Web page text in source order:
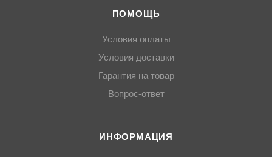
ПОМОЩЬ
Условия оплаты
Условия доставки
Гарантия на товар
Вопрос-ответ
ИНФОРМАЦИЯ